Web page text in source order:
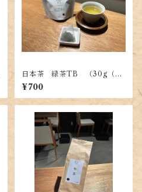
日本茶 緑茶TB （30g（3g
×10P））
¥700